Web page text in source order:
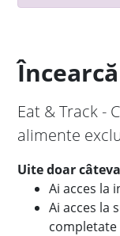
Eat & Track -
alimente
Uite doar
Ai acces la
Ai acces la
completate